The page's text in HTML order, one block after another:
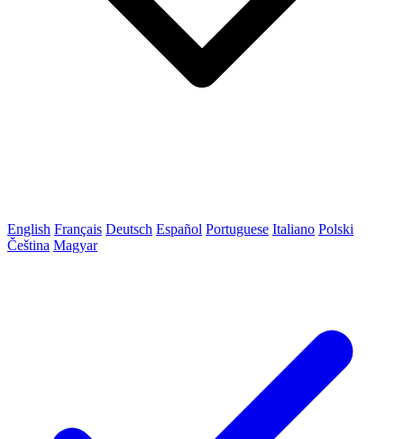
English Français Deutsch Español Portuguese Italiano Polski
Čeština Magyar